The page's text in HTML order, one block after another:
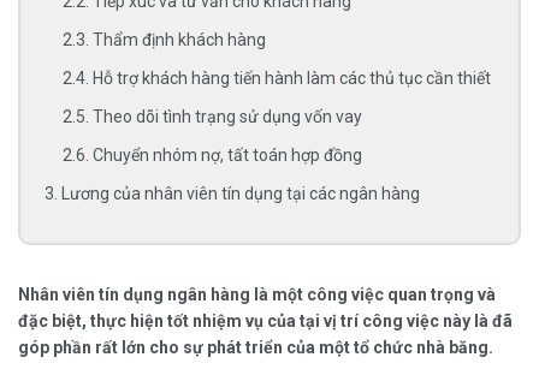
2.3. Thẩm định khách hàng
2.4. Hỗ trợ khách hàng tiến hành làm các thủ tục cần thiết
2.5. Theo dõi tình trạng sử dụng vốn vay
2.6. Chuyển nhóm nợ, tất toán hợp đồng
3. Lương của nhân viên tín dụng tại các ngân hàng
Nhân viên tín dụng ngân hàng là một công việc quan trọng và
đặc biệt, thực hiện tốt nhiệm vụ của tại vị trí công việc này là đã
góp phần rất lớn cho sự phát triển của một tổ chức nhà băng.